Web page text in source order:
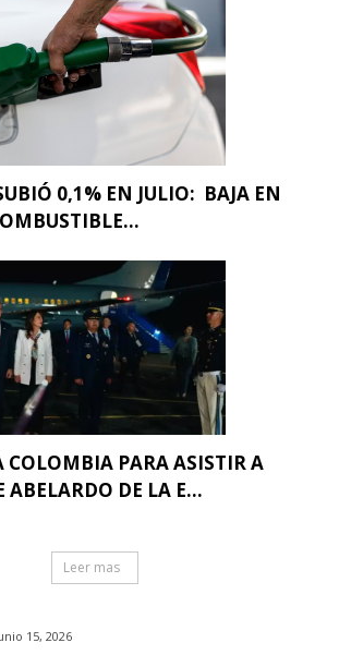
0,1% EN JULIO: BAJA EN
COLOMBIA PARA ASISTIR A
ABELARDO DE LA E...
Leer mas
15, 2026